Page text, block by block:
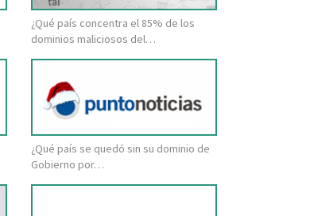
¿Qué país concentra el 85% de los
dominios maliciosos del…
¿Qué país se quedó sin su dominio de
Gobierno por…